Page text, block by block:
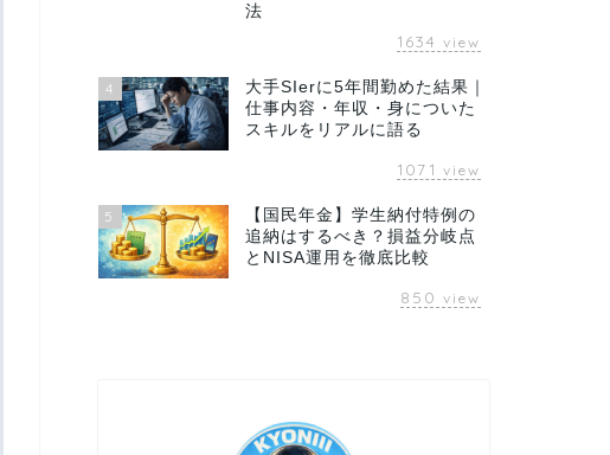
法
1634 view
4
大手SIerに5年間勤めた結果｜
仕事内容・年収・身についた
スキルをリアルに語る
1071 view
5
【国民年金】学生納付特例の
追納はするべき？損益分岐点
とNISA運用を徹底比較
850 view